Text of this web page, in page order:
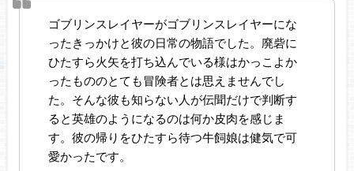
ゴブリンスレイヤーがゴブリンスレイヤーにな
ったきっかけと彼の日常の物語でした。廃砦に
ひたすら火矢を打ち込んでいる様はかっこよか
ったもののとても冒険者とは思えませんでし
た。そんな彼も知らない人が伝聞だけで判断す
ると英雄のようになるのは何か皮肉を感じま
す。彼の帰りをひたすら待つ牛飼娘は健気で可
愛かったです。